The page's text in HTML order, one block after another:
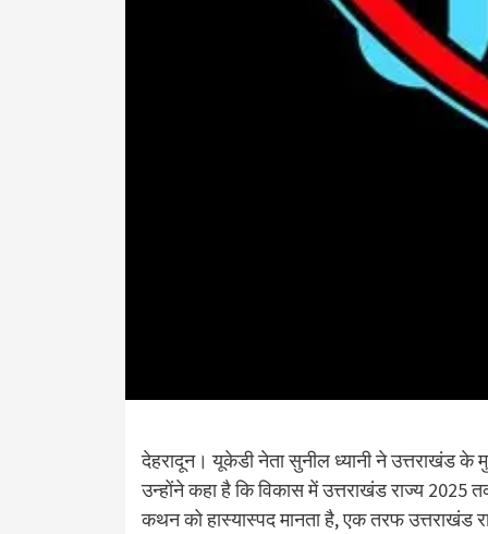
देहरादून। यूकेडी नेता सुनील ध्यानी ने उत्तराखंड के
उन्होंने कहा है कि विकास में उत्तराखंड राज्य
कथन को हास्यास्पद मानता है, एक तरफ उत्तराखंड